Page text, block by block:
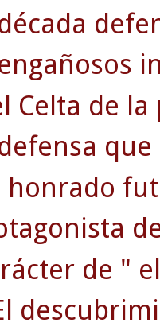
Celta de
honrado
de "